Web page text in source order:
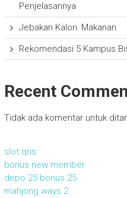
Penjelasannya
Jebakan Kalori: Makanan
Rekomendasi 5 Kampus
Recent
Tidak ada komentar untuk
slot qris
bonus new member
depo 25 bonus 25
mahjong ways 2